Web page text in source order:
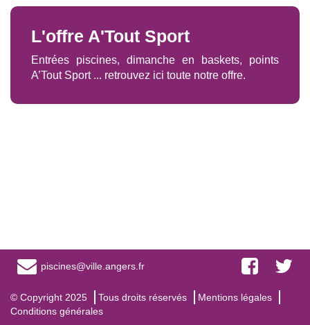
L'offre A'Tout Sport
Entrées piscines, dimanche en baskets, points
A’Tout Sport ... retrouvez ici toute notre offre.
piscines@ville.angers.fr
© Copyright 2025 Tous droits réservés
Mentions légales
Conditions générales